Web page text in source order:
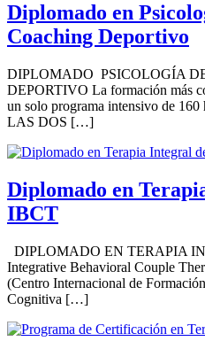
Diplomado en
Coaching Deportivo
DIPLOMADO PSICOLOGÍA
DEPORTIVO La formación más
un solo programa intensivo de
LAS DOS […]
Diplomado en
IBCT
DIPLOMADO EN TERAPIA
Integrative Behavioral Couple
(Centro Internacional de
Cognitiva […]